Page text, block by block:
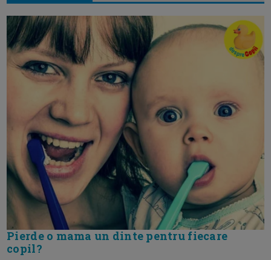
Pierde o mama un dinte pentru fiecare
copil?